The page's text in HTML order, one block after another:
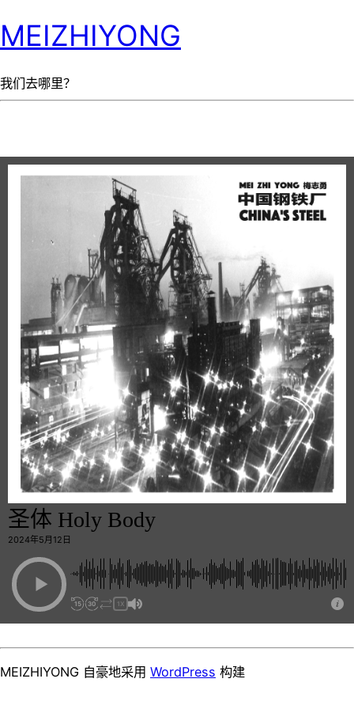
MEIZHIYONG
我们去哪里？
圣体 Holy Body
2024年5月12日
15 30 1X
MEIZHIYONG 自豪地采用 WordPress 构建